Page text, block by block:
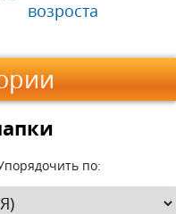
возроста
по: